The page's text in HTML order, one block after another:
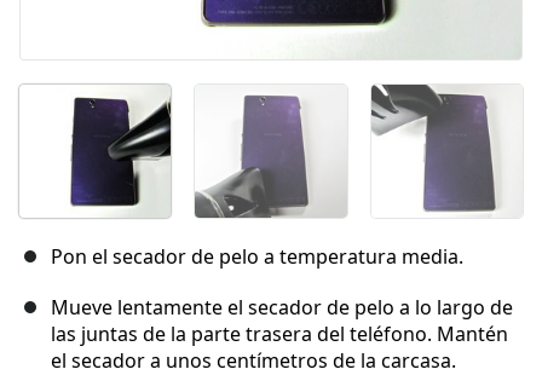
Pon el secador de pelo a temperatura media.
Mueve lentamente el secador de pelo a lo largo de
las juntas de la parte trasera del teléfono. Mantén
el secador a unos centímetros de la carcasa.